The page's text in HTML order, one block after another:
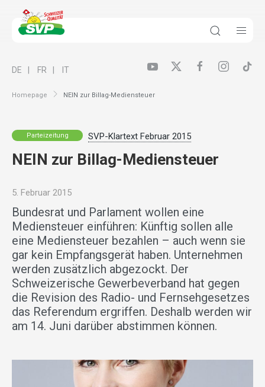
Homepage NEIN zur Billag-Mediensteuer
DE FR IT
Parteizeitung SVP-Klartext Februar 2015
NEIN zur Billag-Mediensteuer
5. Februar 2015
Bundesrat und Parlament wollen eine
Mediensteuer einführen: Künftig sollen alle
eine Mediensteuer bezahlen – auch wenn sie
gar kein Empfangsgerät haben. Unternehmen
werden zusätzlich abgezockt. Der
Schweizerische Gewerbeverband hat gegen
die Revision des Radio- und Fernsehgesetzes
das Referendum ergriffen. Deshalb werden wir
am 14. Juni darüber abstimmen können.